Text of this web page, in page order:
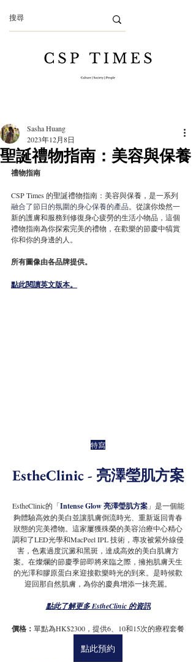
聖誕禮物指南：美容與保養
Sasha Huang
2023年12月8日
禮物指南
CSP Times 的聖誕禮物指南：美容與保養，是一系列
融合了節日的氛圍的身心保養的產品。從讓你煥然一
新的護膚和服務到修復身心疲勞的生活小物品，這個
禮物指南為你探索完美的禮物，在歡樂的節慶中犒賞
你和你的身邊的人。
所有圖像由各品牌提供。
點此閱讀英文版本。
特寫
EstheClinic - 亮澤瑩肌方案
EstheClinic的「Intense Glow 亮澤瑩肌方案」是一個能
夠體驗高效的美白並讓肌膚倒流時光、重新返回青春
狀態的完美禮物。這家屢獲殊榮的美容治療中心精心
調和了LED光學和MacPeel IPL 技術，專攻被紫外線侵
害，色素過度沉澱和黑斑，達成高效的美白肌膚方
案。在燦爛的節慶季節即將來臨之際，擁抱肌膚天生
的光澤和膠原蛋白來迎接歡樂時光的到來。是時候歡
迎回那自然肌膚，為你的慶典增添一抹亮麗。
點此了解更多 EstheClinic 的資訊
價格： 單點為HK$2300，提供6、10和15次的療程套餐
點此預約